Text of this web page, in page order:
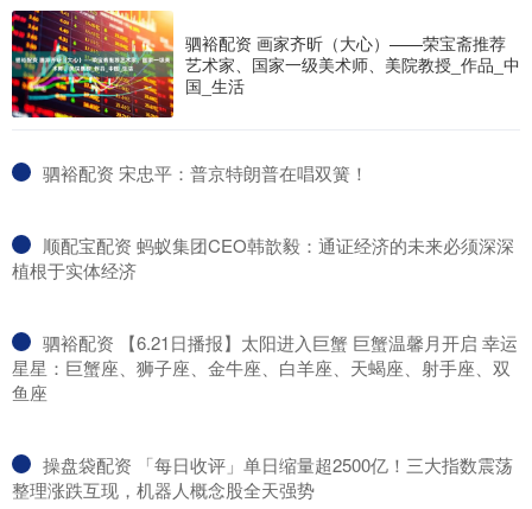
驷裕配资 画家齐昕（大心）——荣宝斋推荐
艺术家、国家一级美术师、美院教授_作品_中
国_生活
​驷裕配资 宋忠平：普京特朗普在唱双簧！
​顺配宝配资 蚂蚁集团CEO韩歆毅：通证经济的未来必须深深
植根于实体经济
​驷裕配资 【6.21日播报】太阳进入巨蟹 巨蟹温馨月开启 幸运
星星：巨蟹座、狮子座、金牛座、白羊座、天蝎座、射手座、双
鱼座
​操盘袋配资 「每日收评」单日缩量超2500亿！三大指数震荡
整理涨跌互现，机器人概念股全天强势